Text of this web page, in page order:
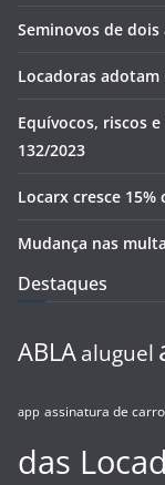
Seminovos de
Locadoras adotam
Equívocos, riscos
132/2023
Locarx cresce
Mudança nas
Destaques
ABLA aluguel
app assinatura de carro
das